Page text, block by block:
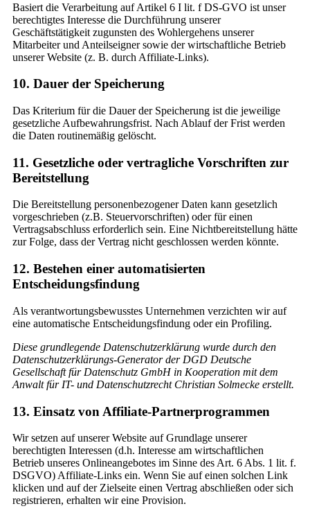
Basiert die Verarbeitung auf Artikel 6 I lit. f DS-GVO ist unser
berechtigtes Interesse die Durchführung unserer
Geschäftstätigkeit zugunsten des Wohlergehens unserer
Mitarbeiter und Anteilseigner sowie der wirtschaftliche Betrieb
unserer Website (z. B. durch Affiliate-Links).
10. Dauer der Speicherung
Das Kriterium für die Dauer der Speicherung ist die jeweilige
gesetzliche Aufbewahrungsfrist. Nach Ablauf der Frist werden
die Daten routinemäßig gelöscht.
11. Gesetzliche oder vertragliche Vorschriften zur
Bereitstellung
Die Bereitstellung personenbezogener Daten kann gesetzlich
vorgeschrieben (z.B. Steuervorschriften) oder für einen
Vertragsabschluss erforderlich sein. Eine Nichtbereitstellung hätte
zur Folge, dass der Vertrag nicht geschlossen werden könnte.
12. Bestehen einer automatisierten
Entscheidungsfindung
Als verantwortungsbewusstes Unternehmen verzichten wir auf
eine automatische Entscheidungsfindung oder ein Profiling.
Diese grundlegende Datenschutzerklärung wurde durch den
Datenschutzerklärungs-Generator der DGD Deutsche
Gesellschaft für Datenschutz GmbH in Kooperation mit dem
Anwalt für IT- und Datenschutzrecht Christian Solmecke erstellt.
13. Einsatz von Affiliate-Partnerprogrammen
Wir setzen auf unserer Website auf Grundlage unserer
berechtigten Interessen (d.h. Interesse am wirtschaftlichen
Betrieb unseres Onlineangebotes im Sinne des Art. 6 Abs. 1 lit. f.
DSGVO) Affiliate-Links ein. Wenn Sie auf einen solchen Link
klicken und auf der Zielseite einen Vertrag abschließen oder sich
registrieren, erhalten wir eine Provision.